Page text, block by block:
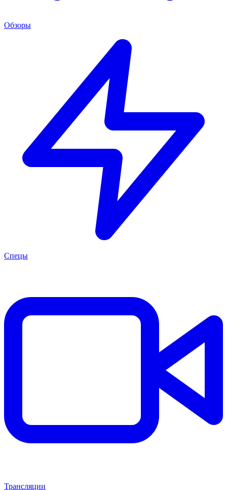
Обзоры
Спецы
Трансляции